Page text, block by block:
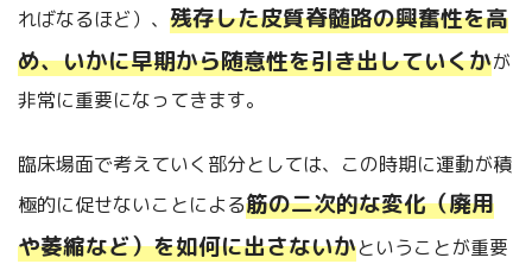
ればなるほど）、 残存した皮質脊髄路の興奮性を高
め、いかに早期から随意性を引き出していくかが
非常に重要になってきます。
臨床場面で考えていく部分としては、この時期に運動が積
極的に促せないことによる筋の二次的な変化（廃用
や萎縮など）を如何に出さないかということが重要